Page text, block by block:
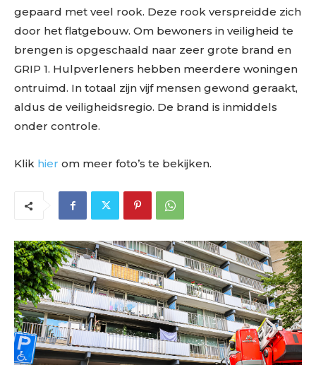
gepaard met veel rook. Deze rook verspreidde zich
door het flatgebouw. Om bewoners in veiligheid te
brengen is opgeschaald naar zeer grote brand en
GRIP 1. Hulpverleners hebben meerdere woningen
ontruimd. In totaal zijn vijf mensen gewond geraakt,
aldus de veiligheidsregio. De brand is inmiddels
onder controle.
Klik hier om meer foto’s te bekijken.